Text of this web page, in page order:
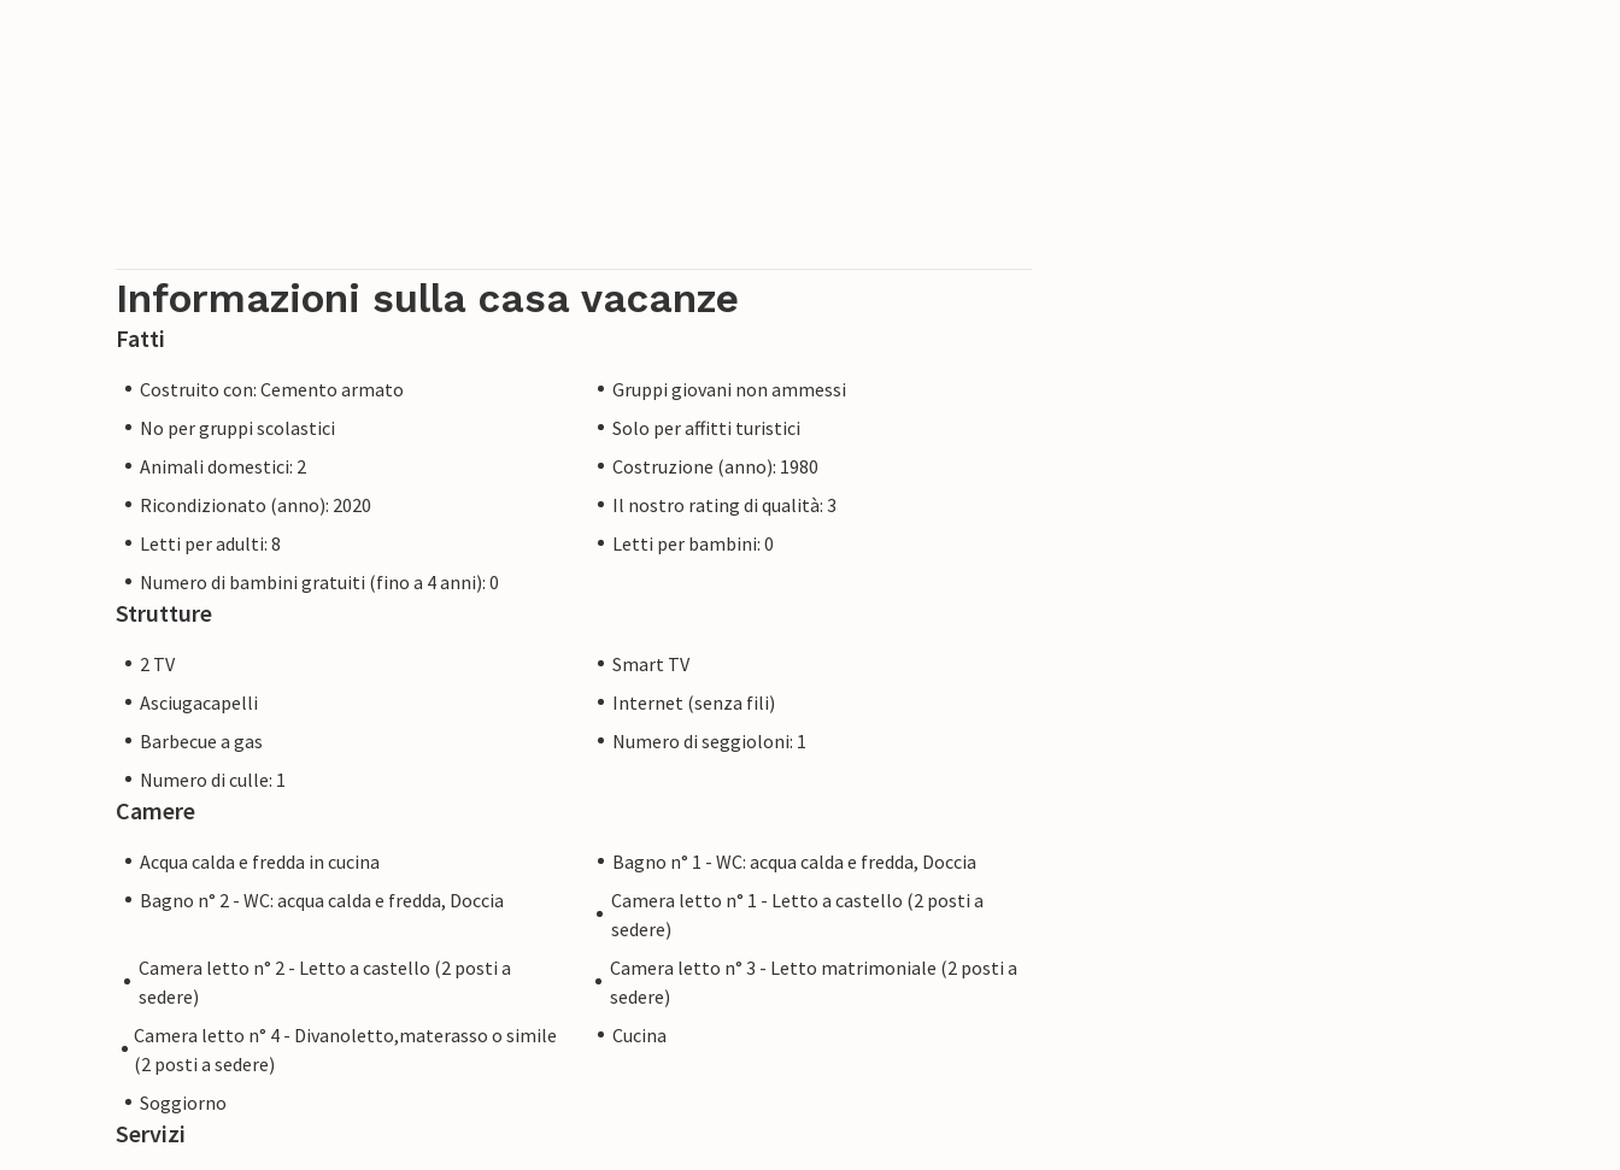
Informazioni sulla casa vacanze
Fatti
Costruito con: Cemento armato
Gruppi giovani non ammessi
No per gruppi scolastici
Solo per affitti turistici
Animali domestici: 2
Costruzione (anno): 1980
Ricondizionato (anno): 2020
Il nostro rating di qualità: 3
Letti per adulti: 8
Letti per bambini: 0
Numero di bambini gratuiti (fino a 4 anni): 0
Strutture
2 TV
Smart TV
Asciugacapelli
Internet (senza fili)
Barbecue a gas
Numero di seggioloni: 1
Numero di culle: 1
Camere
Acqua calda e fredda in cucina
Bagno n° 1 - WC: acqua calda e fredda, Doccia
Bagno n° 2 - WC: acqua calda e fredda, Doccia
Camera letto n° 1 - Letto a castello (2 posti a
sedere)
Camera letto n° 2 - Letto a castello (2 posti a
sedere)
Camera letto n° 3 - Letto matrimoniale (2 posti a
sedere)
Camera letto n° 4 - Divanoletto,materasso o simile
(2 posti a sedere)
Cucina
Soggiorno
Servizi